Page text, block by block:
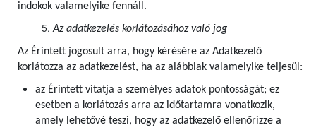
indokok valamelyike fennáll.
Az adatkezelés korlátozásához való jog
Az Érintett jogosult arra, hogy kérésére az Adatkezelő
korlátozza az adatkezelést, ha az alábbiak valamelyike teljesül:
az Érintett vitatja a személyes adatok pontosságát; ez
esetben a korlátozás arra az időtartamra vonatkozik,
amely lehetővé teszi, hogy az adatkezelő ellenőrizze a